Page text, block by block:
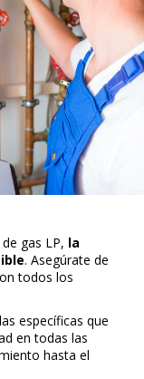
gas LP, la
. Asegúrate de
todos los
específicas que
en todas las
hasta el